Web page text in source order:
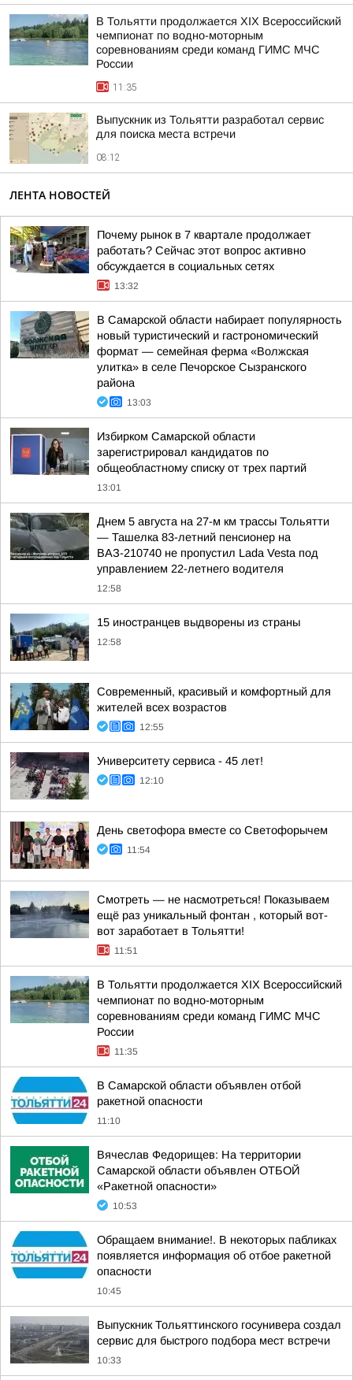
В Тольятти продолжается XIX Всероссийский
чемпионат по водно-моторным
соревнованиям среди команд ГИМС МЧС
России
11:35
Выпускник из Тольятти разработал сервис
для поиска места встречи
08:12
ЛЕНТА НОВОСТЕЙ
Почему рынок в 7 квартале продолжает
работать? Сейчас этот вопрос активно
обсуждается в социальных сетях
13:32
В Самарской области набирает популярность
новый туристический и гастрономический
формат — семейная ферма «Волжская
улитка» в селе Печорское Сызранского
района
13:03
Избирком Самарской области
зарегистрировал кандидатов по
общеобластному списку от трех партий
13:01
Днем 5 августа на 27-м км трассы Тольятти
— Ташелка 83-летний пенсионер на
ВАЗ-210740 не пропустил Lada Vesta под
управлением 22-летнего водителя
12:58
15 иностранцев выдворены из страны
12:58
Современный, красивый и комфортный для
жителей всех возрастов
12:55
Университету сервиса - 45 лет!
12:10
День светофора вместе со Светофорычем
11:54
Смотреть — не насмотреться! Показываем
ещё раз уникальный фонтан , который вот-
вот заработает в Тольятти!
11:51
В Тольятти продолжается XIX Всероссийский
чемпионат по водно-моторным
соревнованиям среди команд ГИМС МЧС
России
11:35
В Самарской области объявлен отбой
ракетной опасности
11:10
Вячеслав Федорищев: На территории
Самарской области объявлен ОТБОЙ
«Ракетной опасности»
10:53
Обращаем внимание!. В некоторых пабликах
появляется информация об отбое ракетной
опасности
10:45
Выпускник Тольяттинского госунивера создал
сервис для быстрого подбора мест встречи
10:33